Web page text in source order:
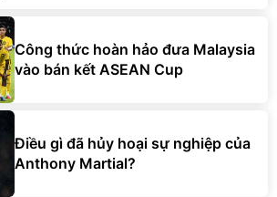
Công thức hoàn hảo đưa Malaysia
vào bán kết ASEAN Cup
Điều gì đã hủy hoại sự nghiệp của
Anthony Martial?